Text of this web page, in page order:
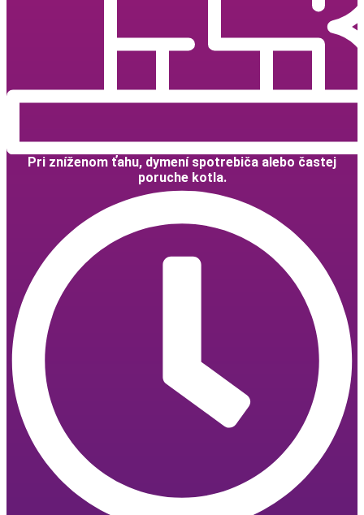
Pri zníženom ťahu, dymení spotrebiča alebo častej
poruche kotla.